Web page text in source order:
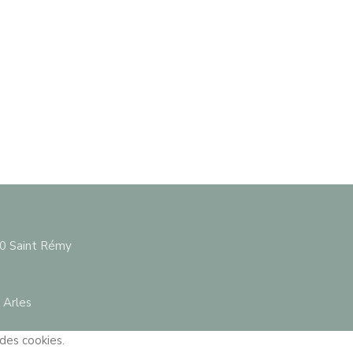
Saint Rémy
cookies.